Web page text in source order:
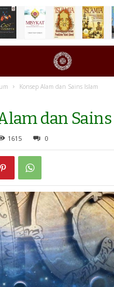
Konsep Alam dan Sains Islam
dan
1615 0